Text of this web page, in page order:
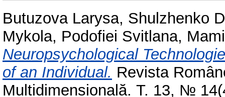
Butuzova Larysa, Shulzhenko
Mykola, Podofiei Svitlana,
Neuropsychological
of an Individual. Revista
Multidimensională. Т. 13, №